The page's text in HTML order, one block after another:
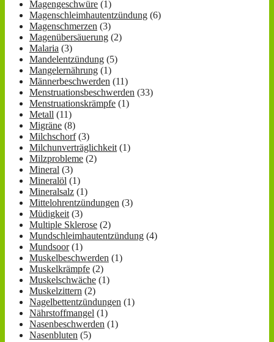
Magengeschwüre (1)
Magenschleimhautentzündung (6)
Magenschmerzen (3)
Magenübersäuerung (2)
Malaria (3)
Mandelentzündung (5)
Mangelernährung (1)
Männerbeschwerden (11)
Menstruationsbeschwerden (33)
Menstruationskrämpfe (1)
Metall (11)
Migräne (8)
Milchschorf(3)
Milchunverträglichkeit(1)
Milzprobleme (2)
Mineral (3)
Mineralöl (1)
Mineralsalz (1)
Mittelohrentzündungen (3)
Müdigkeit(3)
Multiple Sklerose (2)
Mundschleimhautentzündung (4)
Mundsoor(1)
Muskelbeschwerden (1)
Muskelkrämpfe (2)
Muskelschwäche (1)
Muskelzittern (2)
Nagelbettentzündungen (1)
Nährstoffmangel (1)
Nasenbeschwerden (1)
Nasenbluten (5)